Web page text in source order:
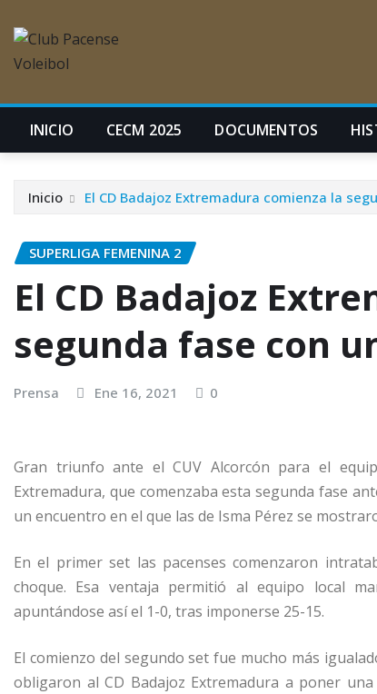
INICIO CECM 2025 DOCUMENTOS
Inicio El CD Badajoz Extremadura comienza la
SUPERLIGA FEMENINA 2
El CD Badajoz
segunda fase con
Prensa Ene 16, 2021 0
Gran triunfo ante el CUV Alcorcón para el
Extremadura, que comenzaba esta segunda fase
un encuentro en el que las de Isma Pérez se
En el primer set las pacenses comenzaron
choque. Esa ventaja permitió al equipo local
apuntándose así el 1-0, tras imponerse 25-15.
El comienzo del segundo set fue mucho más
obligaron al CD Badajoz Extremadura a poner